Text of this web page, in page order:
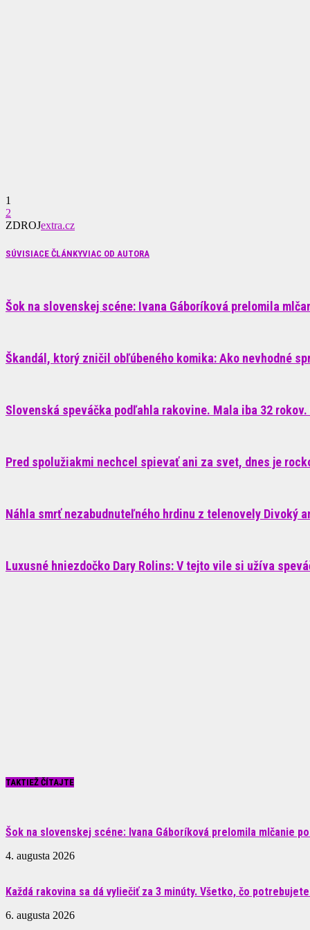
1
2
ZDROJextra.cz
SÚVISIACE ČLÁNKYVIAC OD AUTORA
Šok na slovenskej scéne: Ivana Gáboríková prelomila
Škandál, ktorý zničil obľúbeného komika: Ako nevhodné
Slovenská speváčka podľahla rakovine. Mala iba 32
Pred spolužiakmi nechcel spievať ani za svet, dnes je
Náhla smrť nezabudnuteľného hrdinu z telenovely Divoký
Luxusné hniezdočko Dary Rolins: V tejto vile si užíva
TAKTIEŽ ČÍTAJTE
Šok na slovenskej scéne: Ivana Gáboríková prelomila mlčanie
4. augusta 2026
Každá rakovina sa dá vyliečiť za 3 minúty. Všetko, čo
6. augusta 2026